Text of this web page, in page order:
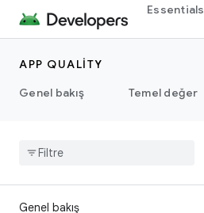
Essentials
APP QUALITY
Genel bakış
Temel değer
Genel bakış